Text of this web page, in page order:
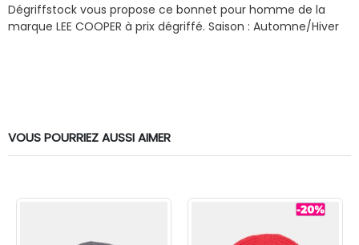
Dégriffstock vous propose ce bonnet pour homme de la
marque LEE COOPER à prix dégriffé. Saison : Automne/Hiver
VOUS POURRIEZ AUSSI AIMER